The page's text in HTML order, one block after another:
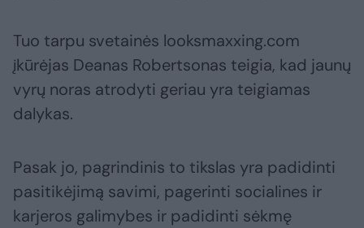
Tuo tarpu svetainės looksmaxxing.com
įkūrėjas Deanas Robertsonas teigia, kad jaunų
vyrų noras atrodyti geriau yra teigiamas
dalykas.
Pasak jo, pagrindinis to tikslas yra padidinti
pasitikėjimą savimi, pagerinti socialines ir
karjeros galimybes ir padidinti sėkmę